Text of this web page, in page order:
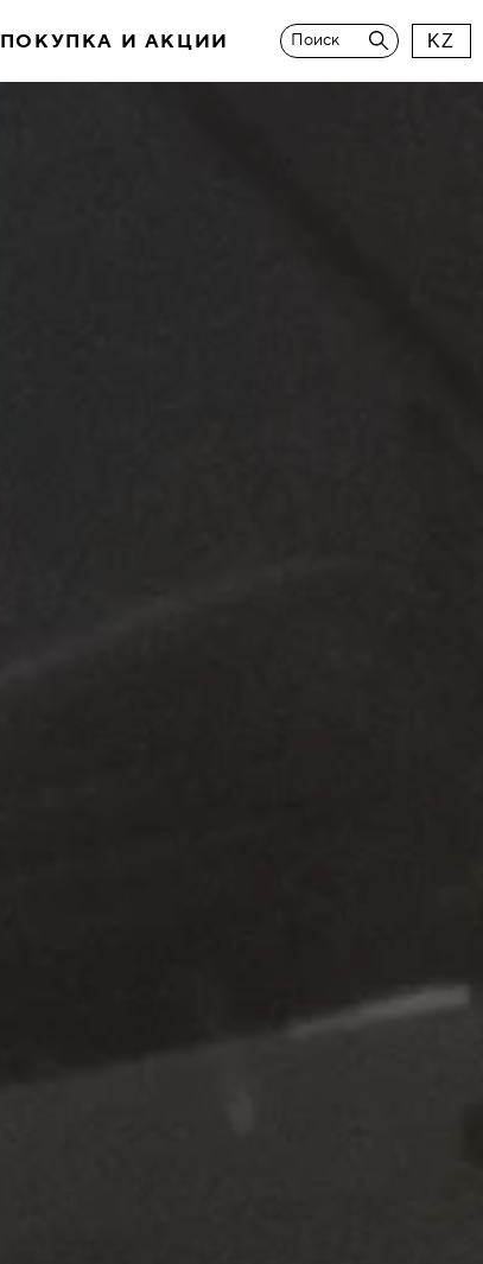
ПОКУПКА И АКЦИИ Поиск KZ